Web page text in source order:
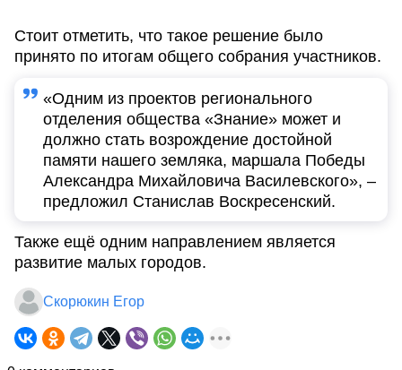
Стоит отметить, что такое решение было
принято по итогам общего собрания участников.
«Одним из проектов регионального
отделения общества «Знание» может и
должно стать возрождение достойной
памяти нашего земляка, маршала Победы
Александра Михайловича Василевского», –
предложил Станислав Воскресенский.
Также ещё одним направлением является
развитие малых городов.
Скорюкин Егор